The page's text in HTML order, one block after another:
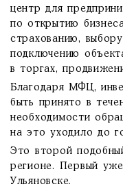
центр для
по открытию
страхованию,
подключению
в торгах,
Благодаря МФЦ,
быть принято в
необходимости
на это уходило до
Это второй
регионе. Первый
Ульяновске.